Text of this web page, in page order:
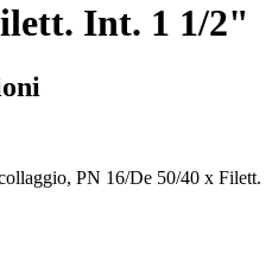
Int. 1 1/2"
PN 16/De 50/40 x Filett.